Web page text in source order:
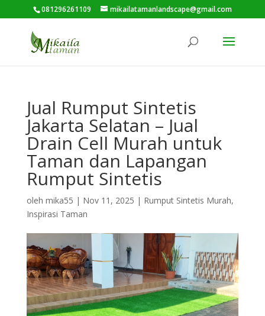
081296261109 mikailatamanlandscape@gmail.com
Jual Rumput Sintetis
Jakarta Selatan – Jual
Drain Cell Murah untuk
Taman dan Lapangan
Rumput Sintetis
oleh mika55 | Nov 11, 2025 | Rumput Sintetis Murah,
Inspirasi Taman